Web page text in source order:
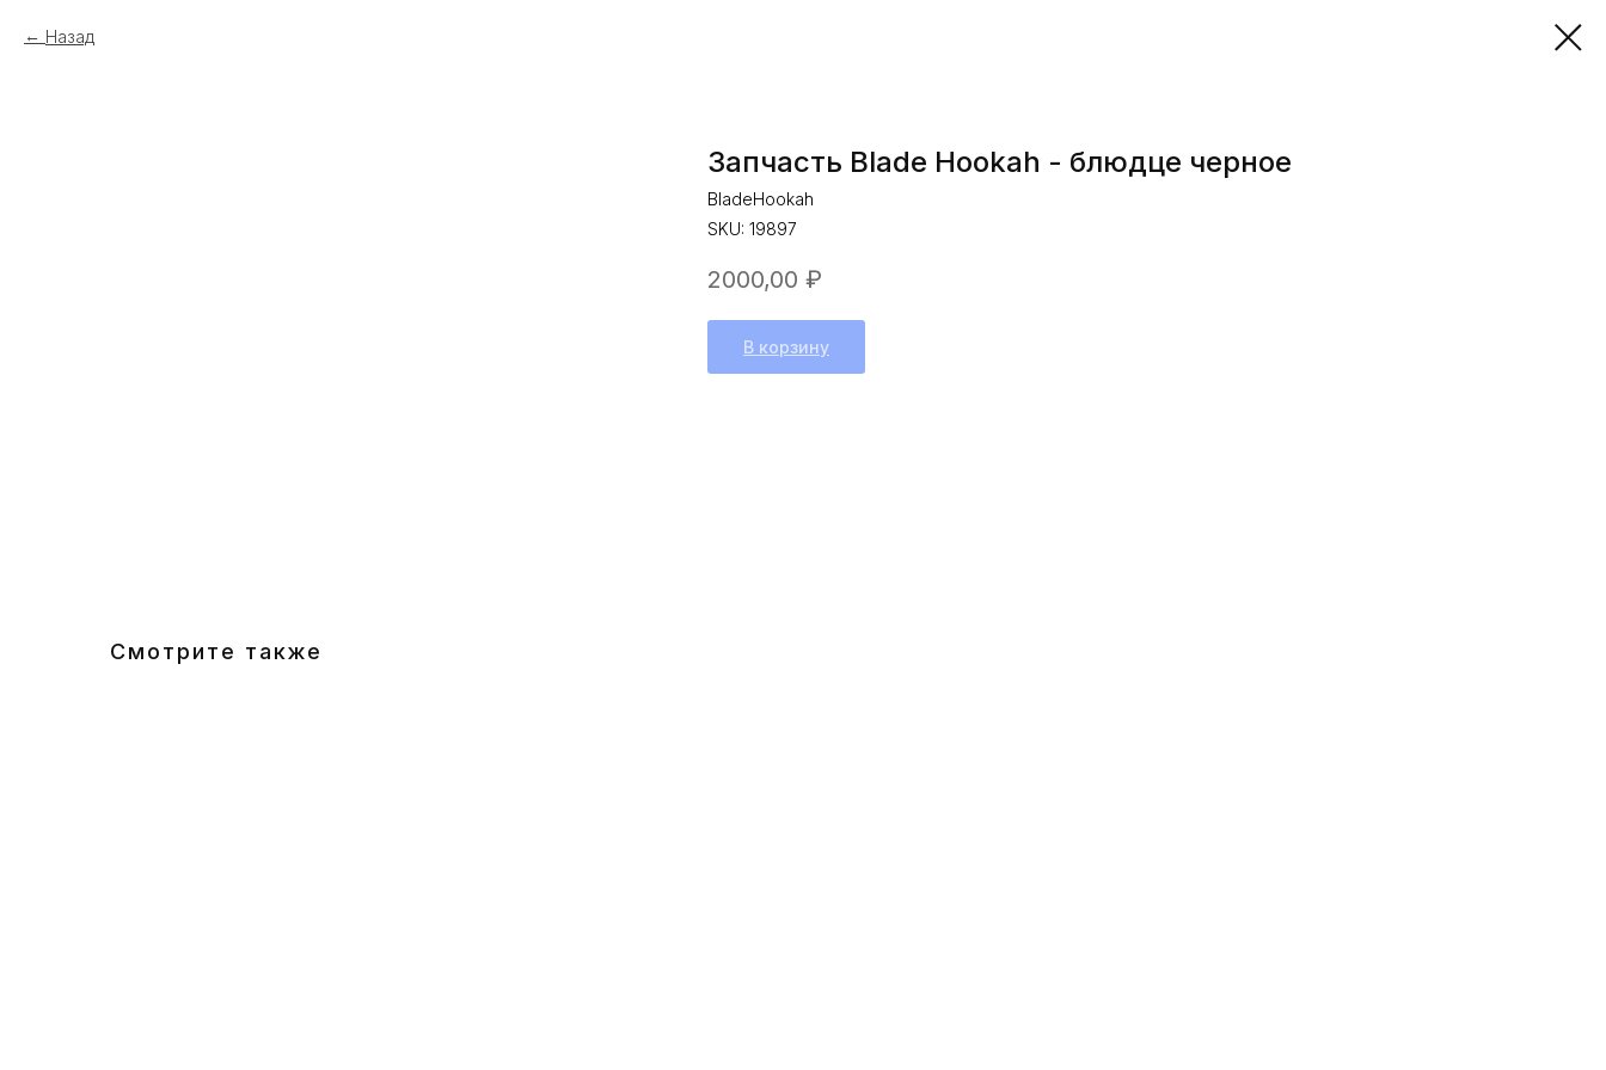
Назад
Запчасть Blade Hookah - блюдце черное
BladeHookah
SKU: 19897
2000,00 ₽
В корзину
Смотрите также